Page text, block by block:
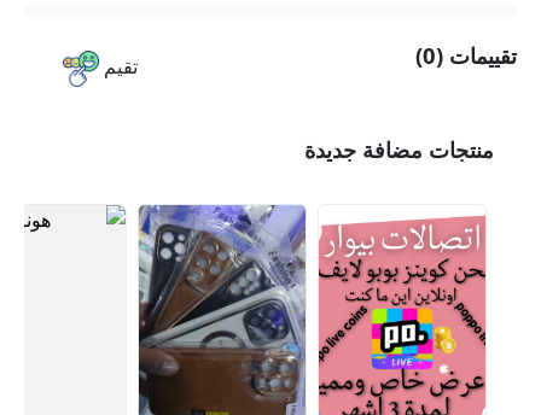
تقيم تقييمات (0)
منتجات مضافة جديدة